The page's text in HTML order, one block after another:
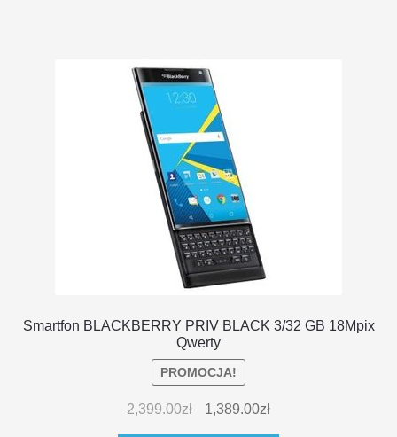
Smartfon BLACKBERRY PRIV BLACK 3/32 GB 18Mpix
Qwerty
PROMOCJA!
2,399.00zł 1,389.00zł